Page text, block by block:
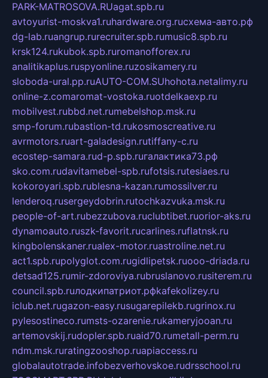
PARK-MATROSOVA.RUagat.spb.ru
avtoyurist-moskva1.ruhardware.org.ruсхема-авто.рф
dg-lab.ruangrup.rurecruiter.spb.rumusic8.spb.ru
krsk124.rukubok.spb.ruromanofforex.ru
analitikaplus.ruspyonline.ruzosikamery.ru
sloboda-ural.pp.ruAUTO-COM.SUhohota.netalimy.ru
online-z.comaromat-vostoka.ruotdelkaexp.ru
mobilvest.rubbd.net.rumebelshop.msk.ru
smp-forum.rubastion-td.rukosmoscreative.ru
avrmotors.ruart-galadesign.rutiffany-c.ru
ecostep-samara.rud-p.spb.ruгалактика73.рф
sko.com.rudavitamebel-spb.rufotsis.rutesiaes.ru
kokoroyari.spb.rublesna-kazan.rumossilver.ru
lenderoq.rusergeydobrin.rutochkazvuka.msk.ru
people-of-art.rubezzubova.ruclubtibet.ruorior-aks.ru
dynamoauto.ruszk-favorit.rucarlines.ruflatnsk.ru
kingbolenskaner.rualex-motor.ruastroline.net.ru
act1.spb.rupolyglot.com.rugidlipetsk.ruooo-driada.ru
detsad125.rumir-zdoroviya.rubruslanovo.rusiterem.ru
council.spb.ruлодкипатриот.рфkafekolizey.ru
iclub.net.rugazon-easy.rusugarepilekb.rugrinox.ru
pylesostineco.rumsts-ozarenie.rukameryjooan.ru
artemovskij.rudopler.spb.ruaid70.rumetall-perm.ru
ndm.msk.ruratingzooshop.ruapiaccess.ru
globalautotrade.infobezverhovskoe.rudrsschool.ru